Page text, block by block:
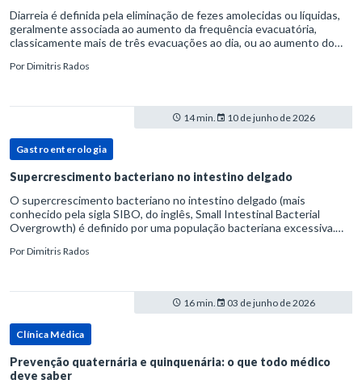
Diarreia é definida pela eliminação de fezes amolecidas ou líquidas,
geralmente associada ao aumento da frequência evacuatória,
classicamente mais de três evacuações ao dia, ou ao aumento do
PorDimitris Rados
14 min. 10 de junho de 2026
Gastroenterologia
Supercrescimento bacteriano no intestino delgado
O supercrescimento bacteriano no intestino delgado (mais
conhecido pela sigla SIBO, do inglês, Small Intestinal Bacterial
Overgrowth) é definido por uma população bacteriana excessiva.
PorDimitris Rados
16 min. 03 de junho de 2026
Clínica Médica
Prevenção quaternária e quinquenária: o que todo médico
deve saber